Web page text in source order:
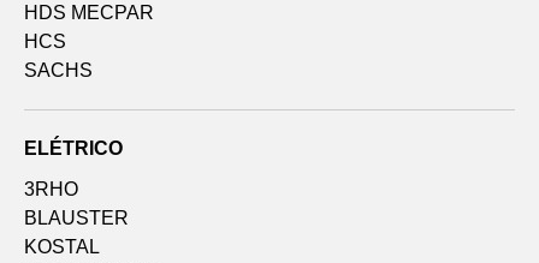
HDS MECPAR
HCS
SACHS
ELÉTRICO
3RHO
BLAUSTER
KOSTAL